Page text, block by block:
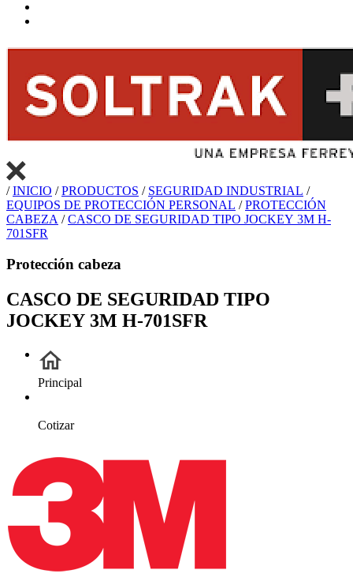
/INICIO /PRODUCTOS / SEGURIDAD INDUSTRIAL /
EQUIPOS DE PROTECCIÓN PERSONAL /PROTECCIÓN
CABEZA /CASCO DE SEGURIDAD TIPO JOCKEY 3M H-
701SFR
Protección cabeza
CASCO DE SEGURIDAD TIPO
JOCKEY 3M H-701SFR
Principal
Cotizar